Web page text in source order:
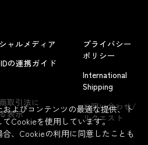
よくあるお問い合わせ
ャルメディア
の連携ガイド
取引法に
表示
プライバシー
ポリシー
International
Shipping
お問い合わせ/
リクエスト
よびコンテンツの最適な提供、ト
Cookieを使用しています。
、Cookieの利用に同意したことも